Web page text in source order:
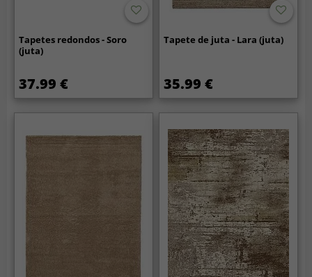
Tapetes redondos - Soro
(juta)
37.99 €
Tapete de juta - Lara (juta)
35.99 €